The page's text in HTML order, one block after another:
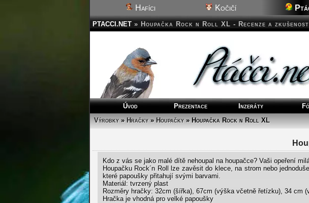
Hafíci Kočičí
PTACCI.NET » Houpačka Rock n Roll XL - Recenze a
Úvod Prezentace Inzeráty
Výrobky»Hračky»Houpačky» Houpačka Rock n Roll XL
Kdo z vás se jako malé dítě nehoupal na houpačce? Vaši opeření
Houpačku Rock´n Roll lze zavěsit do klece, na strom nebo
které papoušky přitahují svými barvami.
Materiál: tvrzený plast
Rozměry hračky: 32cm (šířka), 67cm (výška včetně řetízku), 34 cm
Hračka je vhodná pro velké papoušky